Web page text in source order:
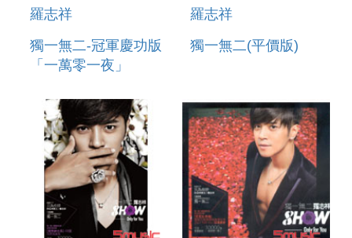
羅志祥
獨一無二-冠軍慶功版
「一萬零一夜」
羅志祥
獨一無二(平價版)